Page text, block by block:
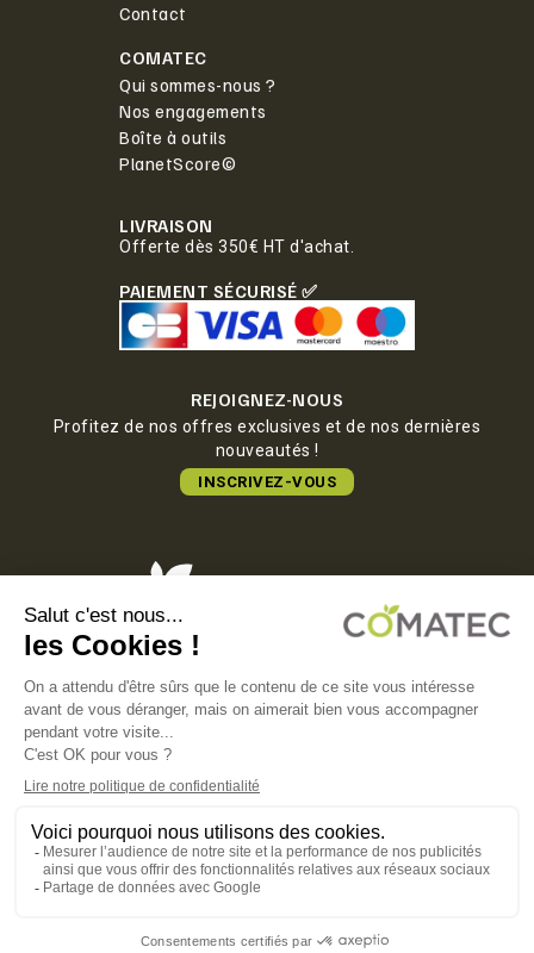
Contact
COMATEC
Qui sommes-nous ?
Nos engagements
Boîte à outils
PlanetScore©
LIVRAISON
Offerte dès 350€ HT d'achat.
PAIEMENT SÉCURISÉ ✅
REJOIGNEZ-NOUS
Profitez de nos offres exclusives et de nos dernières
nouveautés !
INSCRIVEZ-VOUS
COMATEC PACKAGING
Boulevard François-Xavier Fafeur
11000 Carcassonne, FRANCE
MENTIONS LÉGALES
POLITIQUE DE CONFIDENTIALITÉ
POLITIQUE EN MATIÈRE DE COOKIES
CGV